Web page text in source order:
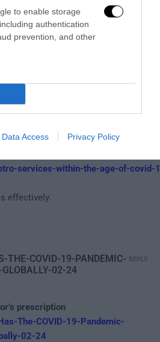
to enable storage
authentication
prevention, and other
Data Access Privacy Policy
sdehnkys
PHARMACY/POST/
OF-METRO-SERVICES-WITHIN-
MEASURES
services-within-the-age-of-covid-
effectively.
THE-COVID-19-PANDEMIC-
02-24
prescription
The-COVID-19-Pandemic-
02-24
REPLY